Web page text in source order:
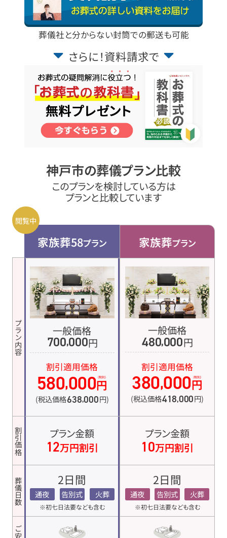
葬儀社と分からない封筒での郵送も可能
さらに！資料請求で
神戸市の葬儀プラン比較
このプランを検討している方は
プランと比較しています
プラン内容
割引価格
葬儀日数
家族葬58プラン
一般価格
700,000円
割引適用価格
580,000円
(税別)
(税込価格638,000円)
プラン金額
12万円割引
2日間
通夜 告別式 火葬
※初七日法要なども含む
家族葬プラン
一般価格
480,000円
割引適用価格
380,000円
(税別)
(税込価格418,000円)
プラン金額
10万円割引
2日間
通夜 告別式 火葬
※初七日法要なども含む